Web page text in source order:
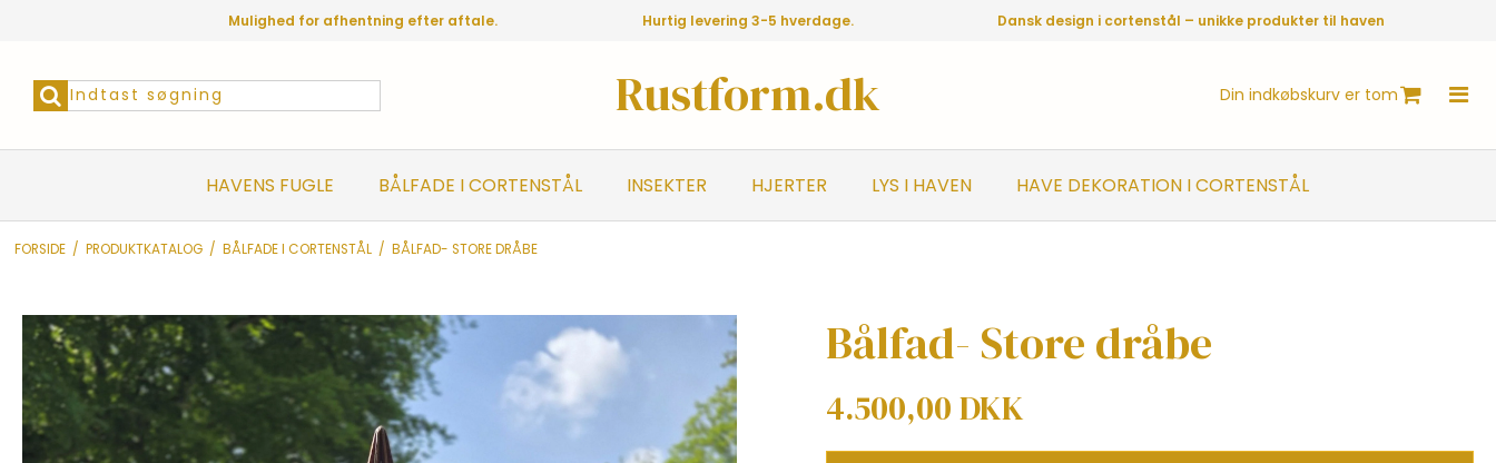
Mulighed for afhentning efter aftale. Hurtig levering 3-5 hverdage. Dansk design i cortenstål – unikke produkter til haven
Rustform.dk Din indkøbskurv er tom
HAVENS FUGLE BÅLFADE I CORTENSTÅL INSEKTER HJERTER LYS I HAVEN HAVE DEKORATION I CORTENSTÅL
FORSIDE / PRODUKTKATALOG / BÅLFADE I CORTENSTÅL / BÅLFAD- STORE DRÅBE
Bålfad- Store dråbe
4.500,00 DKK